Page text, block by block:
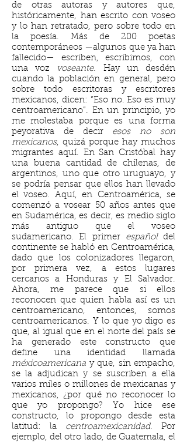
de otras autoras y autores que,
históricamente, han escrito con voseo
y lo han retratado, pero sobre todo en
la poesía. Más de 200 poetas
contemporáneos —algunos que ya han
fallecido— escriben, escribimos, con
una voz
voseante. Hay un desdén
cuando la población en general, pero
sobre todo escritoras y escritores
mexicanos, dicen: “Eso no. Eso es muy
centroamericano”. En un principio, yo
me molestaba porque es una forma
peyorativa de decir esos no son
mexicanos, quizá porque hay muchos
migrantes aquí. En San Cristóbal hay
una buena cantidad de chilenas, de
argentinos, uno que otro uruguayo, y
se podría pensar que ellos han llevado
el voseo. Aquí, en Centroamérica, se
comenzó a vosear 50 años antes que
en Sudamérica, es decir, es medio siglo
más antiguo que el voseo
sudamericano. El primerespañoldel
continente se habló en Centroamérica,
dado que los colonizadores llegaron,
por primera vez, a estos lugares
cercanos a Honduras y El Salvador.
Ahora, me parece que si ellos
reconocen que quien habla así es un
centroamericano, entonces, somos
centroamericanos. Y lo que yo digo es
que, al igual que en el norte del país se
ha generado este constructo que
define una identidad llamada
méxicoamericana y que, sin empacho,
se la adjudican y se suscriben a ella
varios miles o millones de mexicanas y
mexicanos, ¿por qué no reconocer lo
que yo propongo? Yo hice ese
constructo, lo propongo desde esta
latitud: la centroamexicanidad. Por
ejemplo, del otro lado, de Guatemala, el